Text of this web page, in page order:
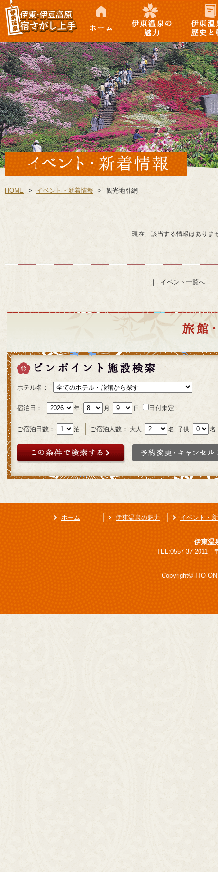
ホーム 伊東温泉の魅力
伊東温泉の
徴
HOME > イベント・新着情報 > 観光地引網
現在、該当する情報はありま
｜ イベント一覧へ
ホテル名：
宿泊日： 年 月 日 日付未定
ご宿泊日数： 泊 ご宿泊人数： 大人 名 子供 名
ホーム 伊東温泉の魅力 イベント・
伊東温
TEL:0557-37-2011
Copyright© ITO